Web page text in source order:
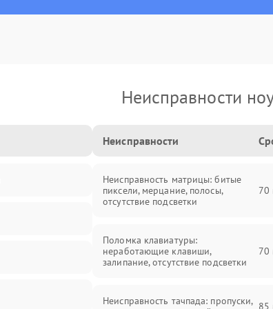
Неисправности
Неисправности
Неисправность матрицы: битые
пиксели, мерцание, полосы,
отсутствие подсветки
70
Поломка клавиатуры:
неработающие клавиши,
залипание, отсутствие подсветки
70
Неисправность тачпада: пропуски, 85